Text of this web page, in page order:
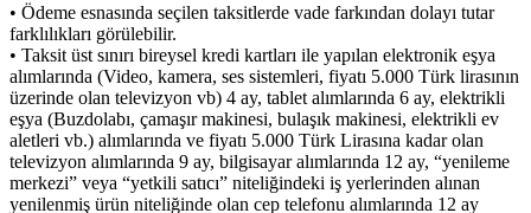
• Ödeme esnasında seçilen taksitlerde vade farkından dolayı tutar
farklılıkları görülebilir.
• Taksit üst sınırı bireysel kredi kartları ile yapılan elektronik eşya
alımlarında (Video, kamera, ses sistemleri, fiyatı 5.000 Türk lirasının
üzerinde olan televizyon vb) 4 ay, tablet alımlarında 6 ay, elektrikli
eşya (Buzdolabı, çamaşır makinesi, bulaşık makinesi, elektrikli ev
aletleri vb.) alımlarında ve fiyatı 5.000 Türk Lirasına kadar olan
televizyon alımlarında 9 ay, bilgisayar alımlarında 12 ay, “yenileme
merkezi” veya “yetkili satıcı” niteliğindeki iş yerlerinden alınan
yenilenmiş ürün niteliğinde olan cep telefonu alımlarında 12 ay